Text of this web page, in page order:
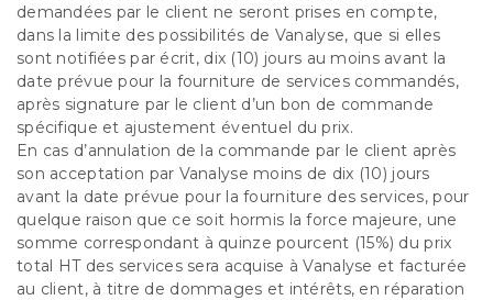
demandées par le client ne seront prises en compte,
dans la limite des possibilités de Vanalyse, que si elles
sont notifiées par écrit, dix (10) jours au moins avant la
date prévue pour la fourniture de services commandés,
après signature par le client d’un bon de commande
spécifique et ajustement éventuel du prix.
En cas d’annulation de la commande par le client après
son acceptation par Vanalyse moins de dix (10) jours
avant la date prévue pour la fourniture des services, pour
quelque raison que ce soit hormis la force majeure, une
somme correspondant à quinze pourcent (15%) du prix
total HT des services sera acquise à Vanalyse et facturée
au client, à titre de dommages et intérêts, en réparation